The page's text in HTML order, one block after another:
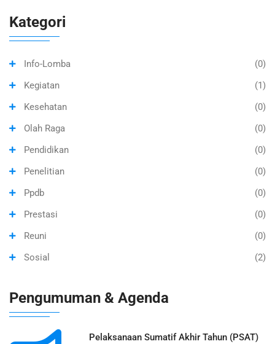
Kategori
Info-Lomba
(0)
Kegiatan
(1)
Kesehatan
(0)
Olah Raga
(0)
Pendidikan
(0)
Penelitian
(0)
Ppdb
(0)
Prestasi
(0)
Reuni
(0)
Sosial
(2)
Pengumuman & Agenda
Pelaksanaan Sumatif Akhir Tahun (PSAT)